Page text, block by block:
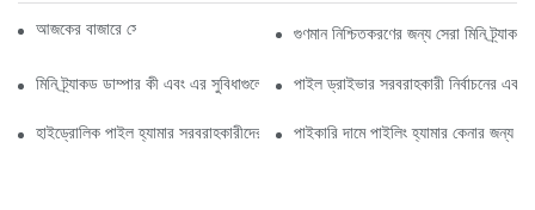
আজকের বাজারে সেরা ট্র্যাকড ডাম্প ট্রাক গুণমান নিশ্চিতকরণের জন্য সেরা মিনি
মিনি ট্র্যাকড ডাম্পার কী এবং এর সুবিধাগুলো কী কী?পাইল ড্রাইভার সরবরাহকারী নির্বাচনের একটি
হাইড্রোলিক পাইল হ্যামার সরবরাহকারীদের বোঝার জন্য আপনার নির্দেশিকা
পাইকারি দামে পাইলিং হ্যামার কেনার জন্য